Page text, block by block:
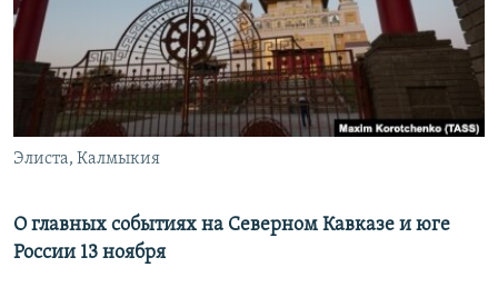
ПОДПИШИТЕСЬ НА РАССЫЛКУ
СОЦИАЛЬНЫЕ СЕТИ
Все сайты РСЕ/РС
Элиста, Калмыкия
О главных событиях на Северном Кавказе и юге
России 13 ноября